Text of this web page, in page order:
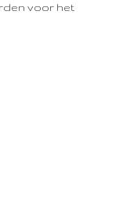
voor het